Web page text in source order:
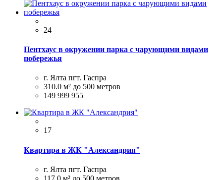
24
Пентхаус в окружении парка с чарующими видами
побережья
г. Ялта пгт. Гаспра
310.0 м² до 500 метров
149 999 955
17
Квартира в ЖК "Александрия"
г. Ялта пгт. Гаспра
117.0 м² до 500 метров